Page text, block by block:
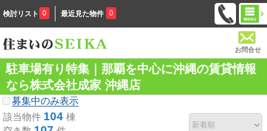
検討リスト 0 最近見た物件 0
お問合せ
駐車場有り特集｜那覇を中心に沖縄の賃貸情報
なら株式会社成家 沖縄店
募集中のみ表示
該当物件 104 棟